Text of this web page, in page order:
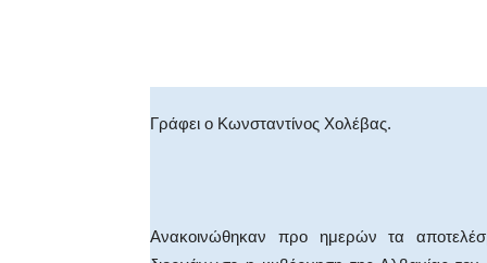
Γράφει ο Κωνσταντίνος Χολέβας.
Ανακοινώθηκαν προ ημερών τα